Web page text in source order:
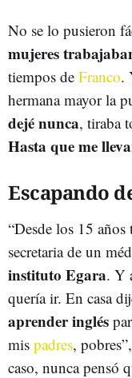
No se lo pusieron
mujeres
tiempos de Franco.
hermana mayor la
dejé nunca, tiraba
Hasta que me
Escapando
“Desde los 15 años
secretaria de un
instituto Egara. Y
quería ir. En casa
aprender inglés
mis padres,
caso, nunca pensó